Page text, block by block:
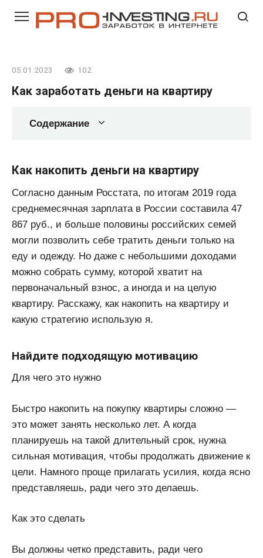
05.01.2023 102
Как заработать деньги на квартиру
Содержание
Как накопить деньги на квартиру
Согласно данным Росстата, по итогам 2019 года
среднемесячная зарплата в России составила 47
867 руб., и больше половины российских семей
могли позволить себе тратить деньги только на
еду и одежду. Но даже с небольшими доходами
можно собрать сумму, которой хватит на
первоначальный взнос, а иногда и на целую
квартиру. Расскажу, как накопить на квартиру и
какую стратегию использую я.
Найдите подходящую мотивацию
Для чего это нужно
Быстро накопить на покупку квартиры сложно —
это может занять несколько лет. А когда
планируешь на такой длительный срок, нужна
сильная мотивация, чтобы продолжать движение к
цели. Намного проще прилагать усилия, когда ясно
представляешь, ради чего это делаешь.
Как это сделать
Вы должны четко представить, ради чего